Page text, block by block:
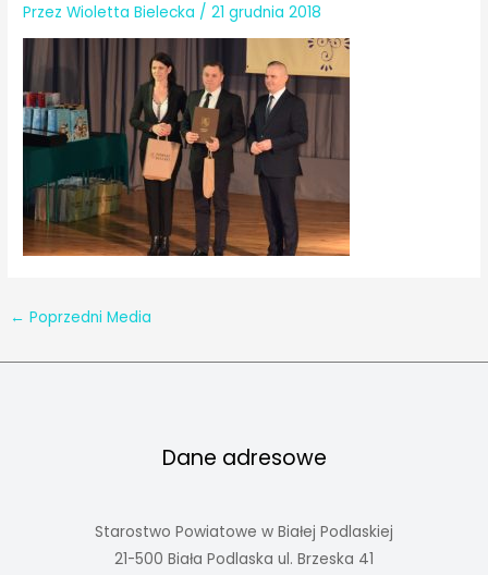
PrzezWioletta Bielecka /21 grudnia 2018
← Poprzedni Media
Dane adresowe
Starostwo Powiatowe w Białej Podlaskiej
21-500 Biała Podlaska ul. Brzeska 41